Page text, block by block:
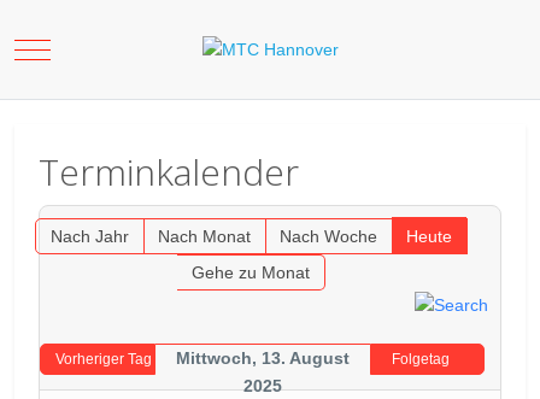
Mobile Menu Toggle
Terminkalender
Nach Jahr Nach Monat Nach Woche
Heute
Gehe zu Monat
Vorheriger Tag
Mittwoch, 13. August
2025
Folgetag